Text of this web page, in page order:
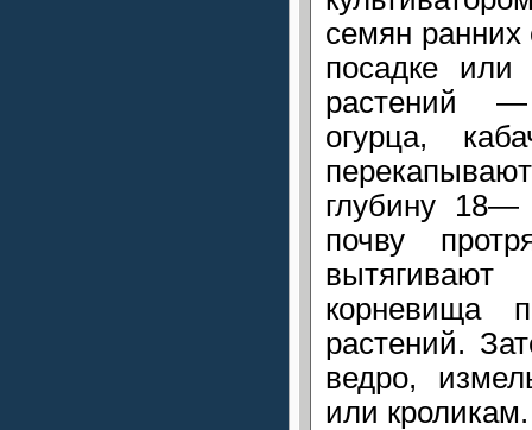
семян
посадке или
растений
огурца,
глубину
почву
корневища
растений.
ведро,
или кроликам.